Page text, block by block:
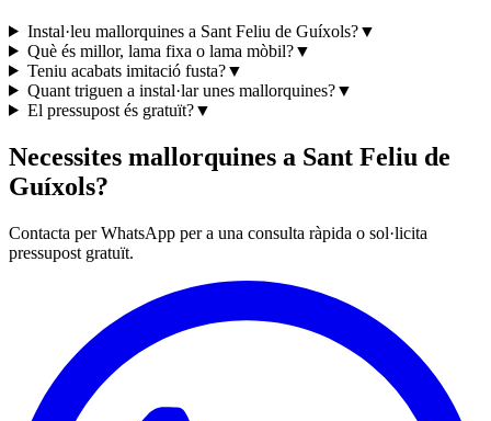
Instal·leu mallorquines a Sant Feliu de Guíxols?▼
Què és millor, lama fixa o lama mòbil?▼
Teniu acabats imitació fusta?▼
Quant triguen a instal·lar unes mallorquines?▼
El pressupost és gratuït?▼
Necessites mallorquines a Sant Feliu de
Guíxols?
Contacta per WhatsApp per a una consulta ràpida o sol·licita
pressupost gratuït.